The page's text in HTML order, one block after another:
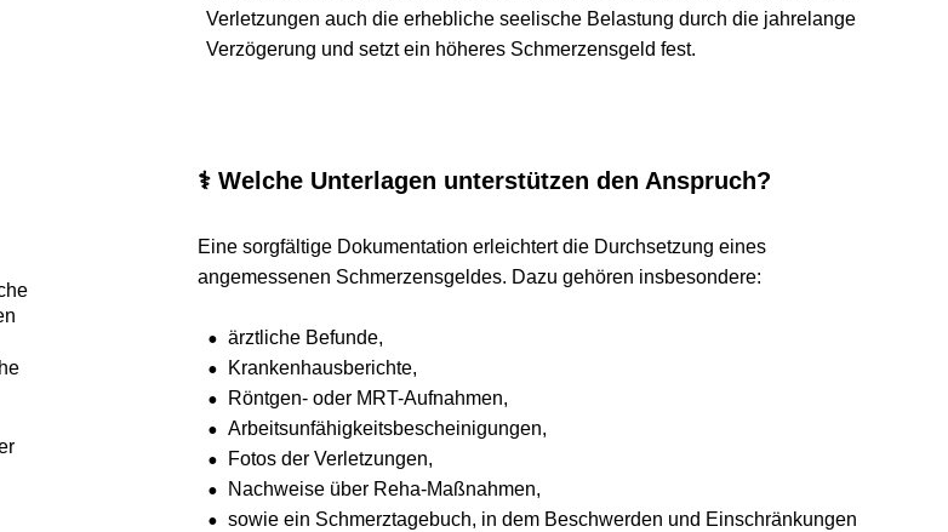
Verletzungen auch die erhebliche seelische Belastung durch die jahrelange
Verzögerung und setzt ein höheres Schmerzensgeld fest.
⚕️ Welche Unterlagen unterstützen den Anspruch?
Eine sorgfältige Dokumentation erleichtert die Durchsetzung eines
angemessenen Schmerzensgeldes. Dazu gehören insbesondere:
ärztliche Befunde,
Krankenhausberichte,
Röntgen- oder MRT-Aufnahmen,
Arbeitsunfähigkeitsbescheinigungen,
Fotos der Verletzungen,
Nachweise über Reha-Maßnahmen,
sowie ein Schmerztagebuch, in dem Beschwerden und Einschränkungen